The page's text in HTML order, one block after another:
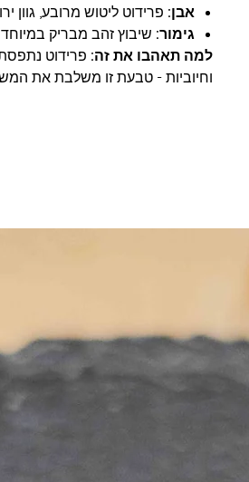
אבן: פרידוט ליטוש מרובע, גוון
גימור: שיבוץ זהב מבריק במיוחד
למה תאהבו את זה: פרידוט
וחיוביות - טבעת זו משלבת את